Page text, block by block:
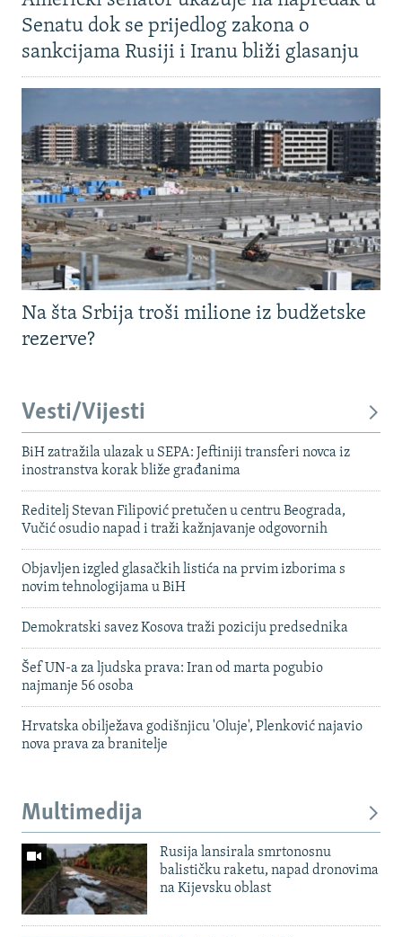
Senatu dok se prijedlog zakona o
sankcijama Rusiji i Iranu bliži glasanju
Na šta Srbija troši milione iz budžetske
rezerve?
Vesti/Vijesti
BiH zatražila ulazak u SEPA: Jeftiniji transferi novca iz
inostranstva korak bliže građanima
Reditelj Stevan Filipović pretučen u centru Beograda,
Vučić osudio napad i traži kažnjavanje odgovornih
Objavljen izgled glasačkih listića na prvim izborima s
novim tehnologijama u BiH
Demokratski savez Kosova traži poziciju predsednika
Šef UN-a za ljudska prava: Iran od marta pogubio
najmanje 56 osoba
Hrvatska obilježava godišnjicu 'Oluje', Plenković najavio
nova prava za branitelje
Multimedija
Rusija lansirala smrtonosnu
balističku raketu, napad dronovima
na Kijevsku oblast